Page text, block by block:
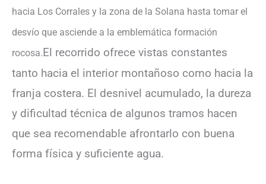
hacia Los Corrales y la zona de la Solana hasta tomar el
desvío que asciende a la emblemática formación
rocosa.El recorrido ofrece vistas constantes
tanto hacia el interior montañoso como hacia la
franja costera. El desnivel acumulado, la dureza
y dificultad técnica de algunos tramos hacen
que sea recomendable afrontarlo con buena
forma física y suficiente agua.